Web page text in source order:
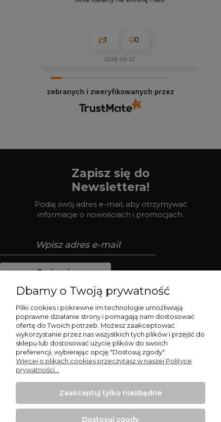
1 0
2026-06-27
zebranych i zweryfikowanych przez
Zapisz się do
Newslettera!
Podaj swój adres e-mail, aby otrzymywać
informacje o nowościach i promocjach.
Zapisz się
Płatności i dostawa
Pomoc
Moje konto
Dbamy o Twoją prywatność
Pliki cookies i pokrewne im technologie umożliwiają
poprawne działanie strony i pomagają nam dostosować
ofertę do Twoich potrzeb. Możesz zaakceptować
wykorzystanie przez nas wszystkich tych plików i przejść do
sklepu lub dostosować użycie plików do swoich
preferencji, wybierając opcję "Dostosuj zgody".
Więcej o plikach cookies przeczytasz w naszej Polityce
prywatności ..
Zaakceptuj tylko niezbędne
Dostosuj zgody